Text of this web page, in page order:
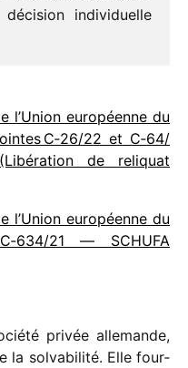
indi­vi­duelle
euro­péenne du
C‑26/​22 et C‑64/​
de reli­quat
euro­péenne du
​21 — SCHUFA
privée alle­mande,
la solva­bi­lité. Elle four­